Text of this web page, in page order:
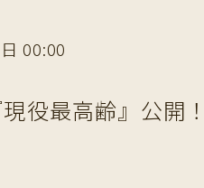
00:00
役最高齢』公開！